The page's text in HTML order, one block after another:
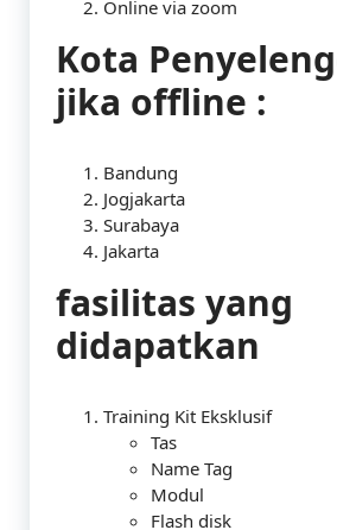
Online via zoom
Kota
jika offline :
Bandung
Jogjakarta
Surabaya
Jakarta
fasilitas yang
didapatkan
Training Kit Eksklusif
Tas
Name Tag
Modul
Flash disk